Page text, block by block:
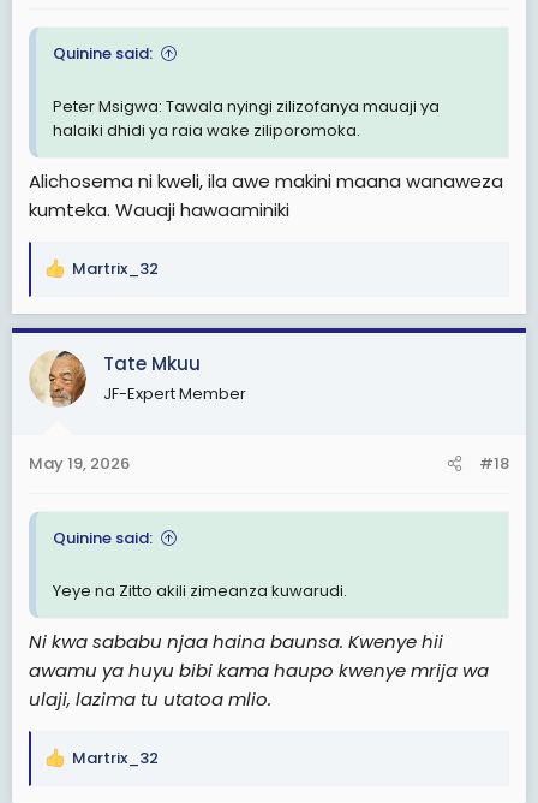
Quinine said:
Peter Msigwa: Tawala nyingi zilizofanya mauaji ya
halaiki dhidi ya raia wake ziliporomoka.
Alichosema ni kweli, ila awe makini maana wanaweza
kumteka. Wauaji hawaaminiki
R
a
c
t
i
s
Martrix_32
Tate Mkuu
JF-Expert Member
May 19, 2026 #18
Quinine said:
Yeye na Zitto akili zimeanza kuwarudi.
Ni kwa sababu njaa haina baunsa. Kwenye hii
awamu ya huyu bibi kama haupo kwenye mrija wa
ulaji, lazima tu utatoa mlio.
R
Martrix_32